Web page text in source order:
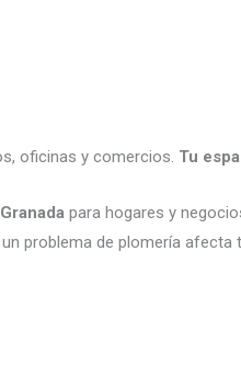
oficinas y comercios. Tu
para hogares y
problema de plomería